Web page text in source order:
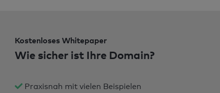
Kostenloses Whitepaper
Wie sicher ist Ihre Domain?
Praxisnah mit vielen Beispielen